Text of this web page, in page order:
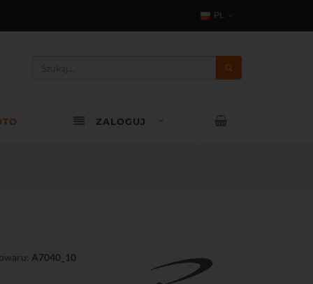
PL
ZALOGUJ
A7040_10